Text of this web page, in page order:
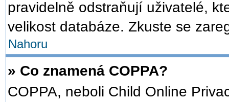
pravidelně odstraňují uživatelé,
velikost databáze. Zkuste se
Nahoru
» Co znamená COPPA?
COPPA, neboli Child Online